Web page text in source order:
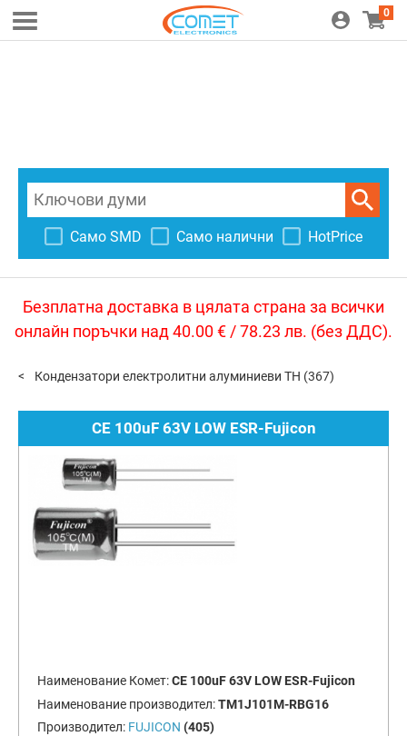
0
Само SMD Само налични HotPrice
Безплатна доставка в цялата страна за всички
онлайн поръчки над 40.00 € / 78.23 лв. (без ДДС).
Кондензатори електролитни алуминиеви TH (367)
CE 100uF 63V LOW ESR-Fujicon
Наименование Комет:CE 100uF 63V LOW ESR-Fujicon
Наименование производител:TM1J101M-RBG16
Производител: FUJICON (405)